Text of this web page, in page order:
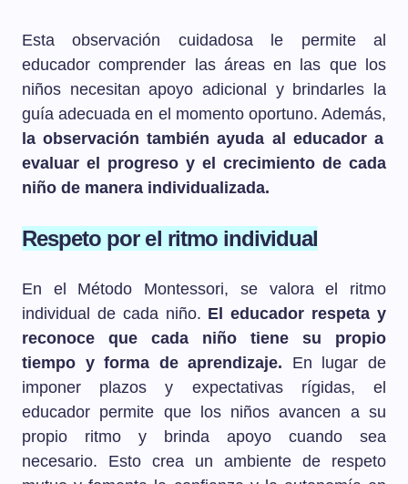
Esta observación cuidadosa le permite al
educador comprender las áreas en las que los
niños necesitan apoyo adicional y brindarles la
guía adecuada en el momento oportuno. Además,
la observación también ayuda al educador a
evaluar el progreso y el crecimiento de cada
niño de manera individualizada.
Respeto por el ritmo individual
En el Método Montessori, se valora el ritmo
individual de cada niño. El educador respeta y
reconoce que cada niño tiene su propio
tiempo y forma de aprendizaje. En lugar de
imponer plazos y expectativas rígidas, el
educador permite que los niños avancen a su
propio ritmo y brinda apoyo cuando sea
necesario. Esto crea un ambiente de respeto